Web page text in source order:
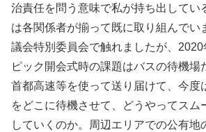
治責任を問う意味で私が持ち出してい
は各関係者が揃って既に取り組んでい
議会特別委員会で触れましたが、
ピック開会式時の課題はバスの待機場
首都高速等を使って送り届けて、今度
をどこに待機させて、どうやってスム
していくのか。周辺エリアでの公有地